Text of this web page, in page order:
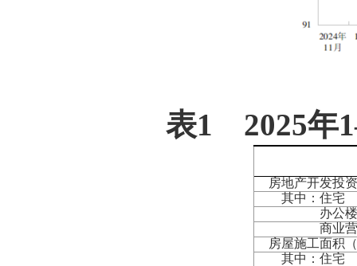
表1 2025年1
房地产开发投
其中：住宅
办公楼
商业营
房屋施工面积
其中：住宅